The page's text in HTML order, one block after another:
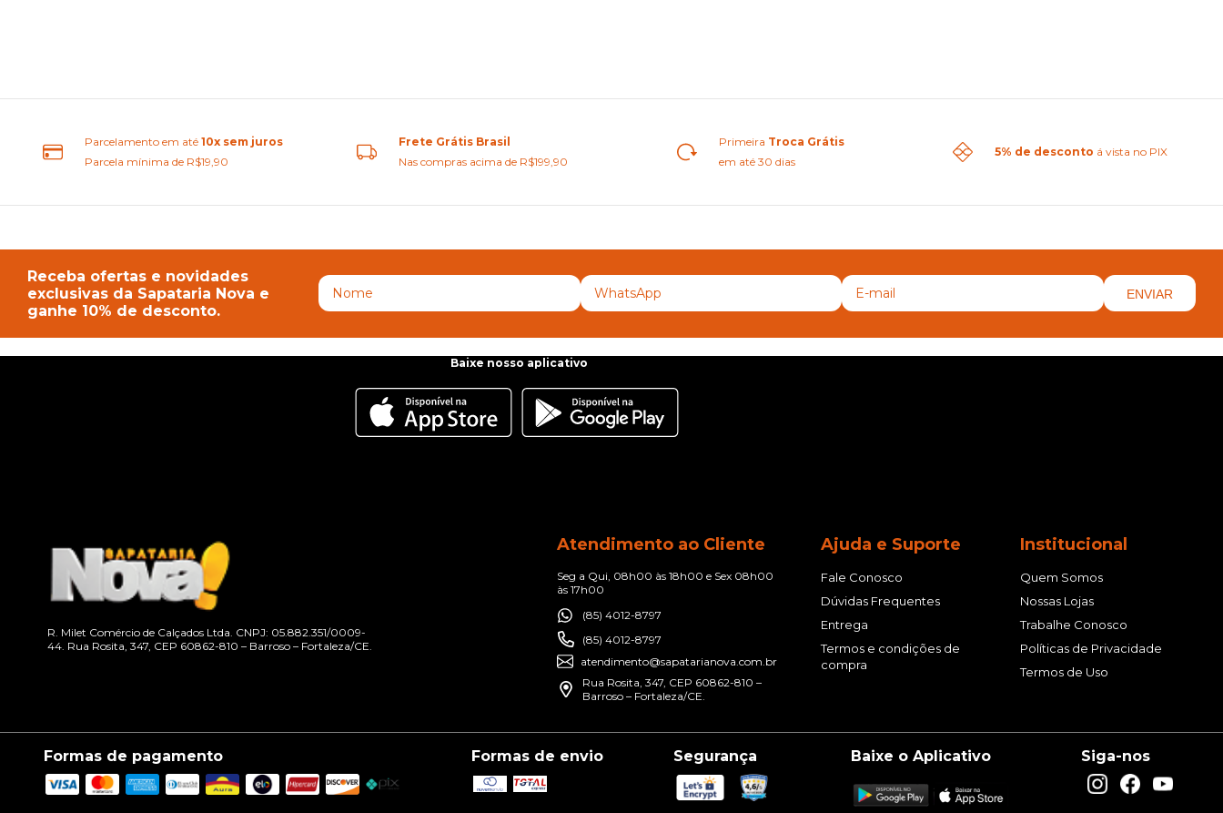
Parcelamento em até10x sem juros
Parcela mínima de R$19,90
Frete Grátis Brasil
Nas compras acima de R$199,90
Primeira Troca Grátis
em até 30 dias
5% de desconto á vista no PIX
Receba ofertas e novidades
exclusivas da Sapataria Nova e
ganhe 10% de desconto.
ENVIAR
Baixe nosso aplicativo
R. Milet Comércio de Calçados Ltda. CNPJ: 05.882.351/0009-
44. Rua Rosita, 347, CEP 60862-810 – Barroso – Fortaleza/CE.
Atendimento ao Cliente
Seg a Qui, 08h00 às 18h00 e Sex 08h00
às 17h00
(85) 4012-8797
(85) 4012-8797
atendimento@sapatarianova.com.br
Rua Rosita, 347, CEP 60862-810 –
Barroso – Fortaleza/CE.
Ajuda e Suporte
Fale Conosco
Dúvidas Frequentes
Entrega
Termos e condições de
compra
Institucional
Quem Somos
Nossas Lojas
Trabalhe Conosco
Políticas de Privacidade
Termos de Uso
Formas de pagamento Formas de envio Segurança Baixe o Aplicativo Siga-nos